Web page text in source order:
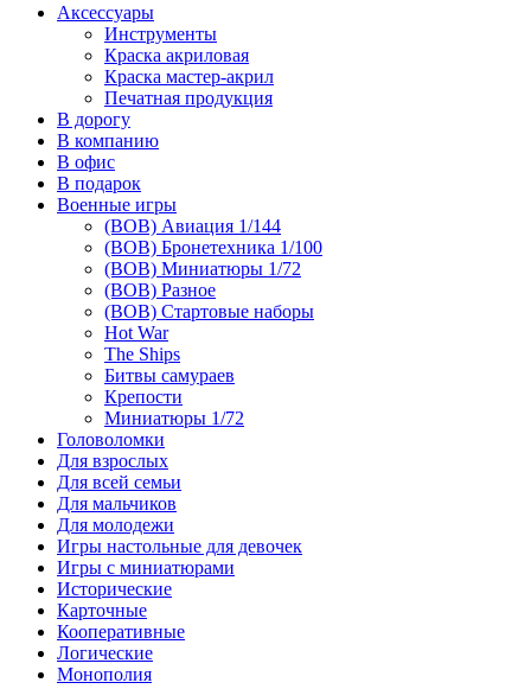
Аксессуары
Инструменты
Краска акриловая
Краска мастер-акрил
Печатная продукция
В дорогу
В компанию
В офис
В подарок
Военные игры
(ВОВ) Авиация 1/144
(ВОВ) Бронетехника 1/100
(ВОВ) Миниатюры 1/72
(ВОВ) Разное
(ВОВ) Стартовые наборы
Hot War
The Ships
Битвы самураев
Крепости
Миниатюры 1/72
Головоломки
Для взрослых
Для всей семьи
Для мальчиков
Для молодежи
Игры настольные для девочек
Игры с миниатюрами
Исторические
Карточные
Кооперативные
Логические
Монополия